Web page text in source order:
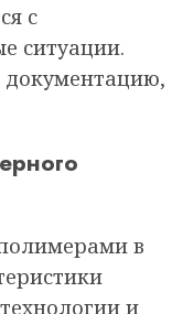
с
ситуации.
документацию,
в
и